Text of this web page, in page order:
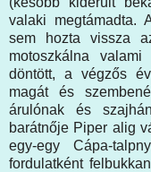
valaki megtámadta.
sem hozta vissza
motoszkálna
döntött, a végzős
magát és
árulónak és
barátnője Piper alig
egy-egy Cápa-
fordulatként